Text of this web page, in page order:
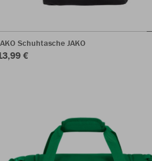
Schuhtasche JAKO
€